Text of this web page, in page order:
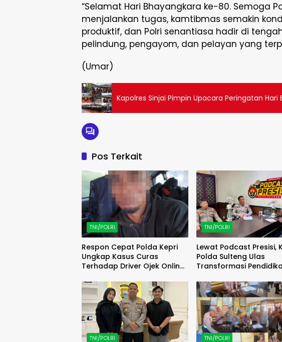
“Selamat Hari Bhayangkara ke-80. Semoga
menjalankan tugas, kamtibmas semakin
produktif, dan Polri senantiasa hadir di
pelindung, pengayom, dan pelayan yang
(Umar)
Kapolres Sinjai Pimpin Upacara Peringatan Hari
Pos Terkait
TNI/POLRI
Respon Cepat Polda Kepri
Ungkap Kasus Curas
Terhadap Driver Ojek Online
Diamankan
TNI/POLRI
Lewat Podcast Presisi,
Polda Sulteng Ulas
Transformasi
TNI/POLRI TNI/POLRI